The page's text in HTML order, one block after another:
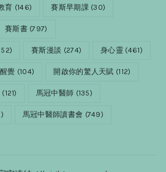
育 (146) 賽斯早期課 (30)
賽斯書(797)
賽斯漫談 (274) 身心靈 (461)
醒覺 (104) 開啟你的驚人天賦 (112)
(121) 馬冠中醫師 (135)
馬冠中醫師讀書會 (749)